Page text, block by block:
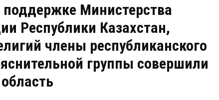
поддержке Министерства
Республики Казахстан,
члены республиканского
группы совершили